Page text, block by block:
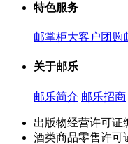
特色服务
邮掌柜大客户团购
关于邮乐
邮乐简介 邮乐招商
出版物经营许可证
酒类商品零售许可